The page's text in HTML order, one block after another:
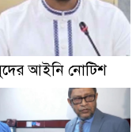
আইনি নোটিশ